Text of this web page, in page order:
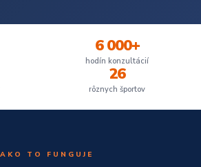
6 000+
hodín konzultácií
26
rôznych športov
AKO TO FUNGUJE